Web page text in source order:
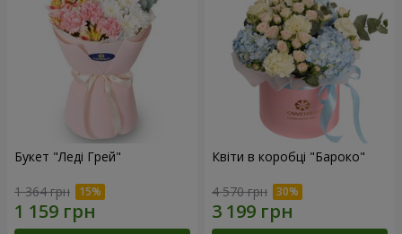
Букет "Леді Грей"
1 364 грн
Квіти в коробці "Бароко"
4 570 грн